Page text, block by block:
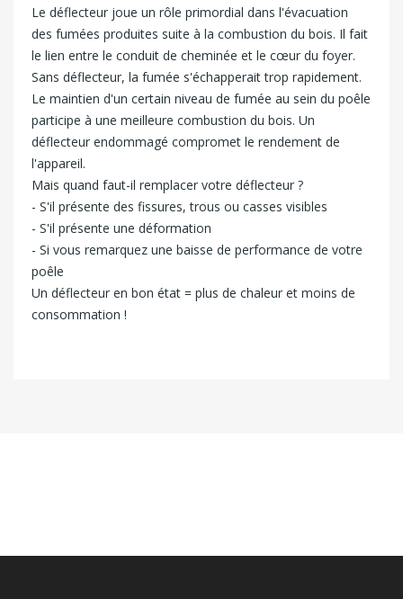
Le déflecteur joue un rôle primordial dans l'évacuation
des fumées produites suite à la combustion du bois. Il fait
le lien entre le conduit de cheminée et le cœur du foyer.
Sans déflecteur, la fumée s'échapperait trop rapidement.
Le maintien d'un certain niveau de fumée au sein du poêle
participe à une meilleure combustion du bois. Un
déflecteur endommagé compromet le rendement de
l'appareil.
Mais quand faut-il remplacer votre déflecteur ?
- S'il présente des fissures, trous ou casses visibles
- S'il présente une déformation
- Si vous remarquez une baisse de performance de votre
poêle
Un déflecteur en bon état = plus de chaleur et moins de
consommation !